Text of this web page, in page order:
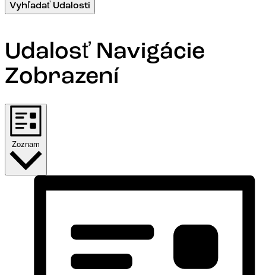
Vyhľadať Udalosti
Udalosť Navigácie
Zobrazení
Zoznam